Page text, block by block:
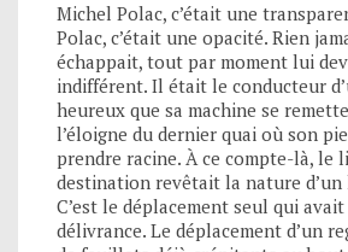
Michel Polac, c’était une
Polac, c’était une opacité. Rien
échappait, tout par moment lui
indifférent. Il était le conducteur
heureux que sa machine se
l’éloigne du dernier quai où son
prendre racine. À ce compte-là, le
destination revêtait la nature d’un
C’est le déplacement seul qui
délivrance. Le déplacement d’un